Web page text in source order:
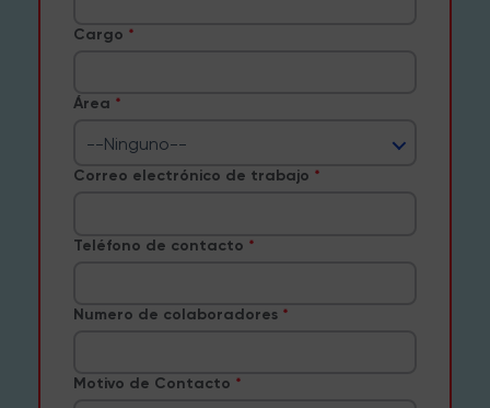
Cargo
Área
--Ninguno--
Correo electrónico de trabajo
Teléfono de contacto
Numero de colaboradores
Motivo de Contacto